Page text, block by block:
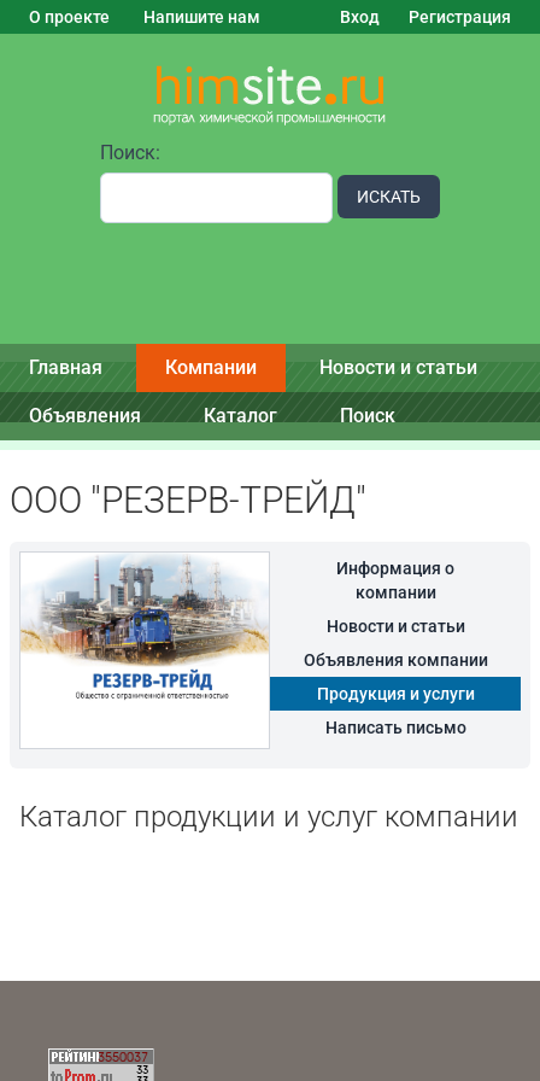
О проекте Напишите нам Вход Регистрация
Поиск:
ИСКАТЬ
Главная Компании Новости и статьи
Объявления Каталог Поиск
ООО "РЕЗЕРВ-ТРЕЙД"
Информация о
компании
Новости и статьи
Объявления компании
Продукция и услуги
Написать письмо
Каталог продукции и услуг компании